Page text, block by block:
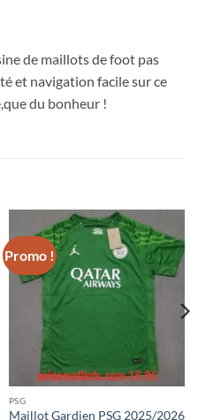
de maillots de foot pas
et navigation facile sur ce
du bonheur !
Promo !
PSG
Maillot Gardien PSG 2025/2026